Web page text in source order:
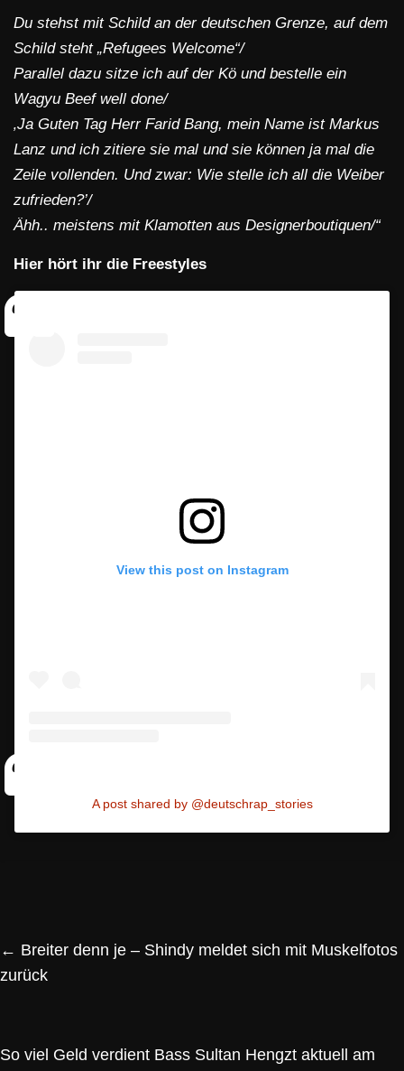
Du stehst mit Schild an der deutschen Grenze, auf dem
Schild steht „Refugees Welcome“/
Parallel dazu sitze ich auf der Kö und bestelle ein
Wagyu Beef well done/
‚Ja Guten Tag Herr Farid Bang, mein Name ist Markus
Lanz und ich zitiere sie mal und sie können ja mal die
Zeile vollenden. Und zwar: Wie stelle ich all die Weiber
zufrieden?’/
Ähh.. meistens mit Klamotten aus Designerboutiquen/“
Hier hört ihr die Freestyles
View this post on Instagram
A post shared by @deutschrap_stories
← Breiter denn je – Shindy meldet sich mit Muskelfotos
zurück
So viel Geld verdient Bass Sultan Hengzt aktuell am